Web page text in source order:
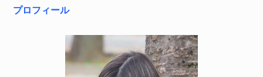
プロフィール